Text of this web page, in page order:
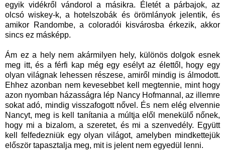
egyik vidékről vándorol a másikra. Életét a párbajok, az
olcsó wiskey-k, a hotelszobák és örömlányok jelentik, és
amikor Randombe, a coloradói kisvárosba érkezik, akkor
sincs ez másképp.
Ám ez a hely nem akármilyen hely, különös dolgok esnek
meg itt, és a férfi kap még egy esélyt az élettől, hogy egy
olyan világnak lehessen részese, amiről mindig is álmodott.
Ehhez azonban nem kevesebbet kell megtennie, mint hogy
azon nyomban házasságra lép Nancy Hofmannal, az illemre
sokat adó, mindig visszafogott nővel. És nem elég elvennie
Nancyt, meg is kell tanítania a múltja elől menekülő nőnek,
hogy mi a bizalom, a szeretet, és mi a szenvedély. Együtt
kell felfedezniük egy olyan világot, amelyben mindkettejük
először tapasztalja meg, mit is jelent nem egyedül lenni.